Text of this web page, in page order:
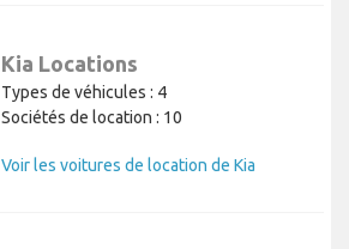
Kia Locations
Types de véhicules : 4
Sociétés de location : 10
Voir les voitures de location de Kia